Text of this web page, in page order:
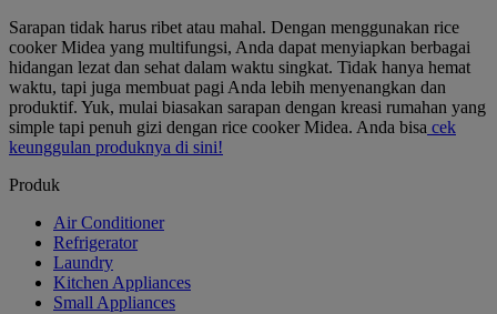
Sarapan tidak harus ribet atau mahal. Dengan menggunakan rice
cooker Midea yang multifungsi, Anda dapat menyiapkan berbagai
hidangan lezat dan sehat dalam waktu singkat. Tidak hanya hemat
waktu, tapi juga membuat pagi Anda lebih menyenangkan dan
produktif. Yuk, mulai biasakan sarapan dengan kreasi rumahan yang
simple tapi penuh gizi dengan rice cooker Midea. Anda bisa cek
keunggulan produknya di sini!
Produk
Air Conditioner
Refrigerator
Laundry
Kitchen Appliances
Small Appliances